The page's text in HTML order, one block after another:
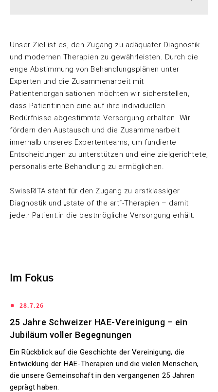
Unser Ziel ist es, den Zugang zu adäquater Diagnostik
und modernen Therapien zu gewährleisten. Durch die
enge Abstimmung von Behandlungsplänen unter
Experten und die Zusammenarbeit mit
Patientenorganisationen möchten wir sicherstellen,
dass Patient:innen eine auf ihre individuellen
Bedürfnisse abgestimmte Versorgung erhalten. Wir
fördern den Austausch und die Zusammenarbeit
innerhalb unseres Expertenteams, um fundierte
Entscheidungen zu unterstützen und eine zielgerichtete,
personalisierte Behandlung zu ermöglichen.
SwissRITA steht für den Zugang zu erstklassiger
Diagnostik und „state of the art“-Therapien – damit
jede:r Patient:in die bestmögliche Versorgung erhält.
Im Fokus
• 28.7.26
25 Jahre Schweizer HAE-Vereinigung – ein
Jubiläum voller Begegnungen
Ein Rückblick auf die Geschichte der Vereinigung, die
Entwicklung der HAE-Therapien und die vielen Menschen,
die unsere Gemeinschaft in den vergangenen 25 Jahren
geprägt haben.